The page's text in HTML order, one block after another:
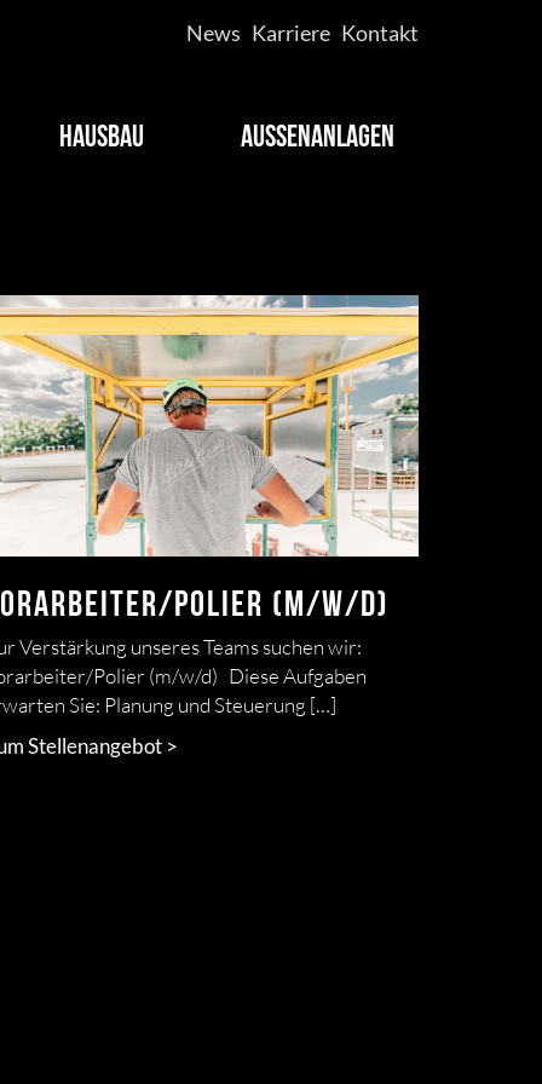
News Karriere Kontakt
HAUSBAU AUSSENANLAGEN
Polier (m/w/d)
Verstärkung unseres Teams suchen wir:
Polier (m/w/d) Diese Aufgaben
Sie: Planung und Steuerung […]
Stellenangebot >